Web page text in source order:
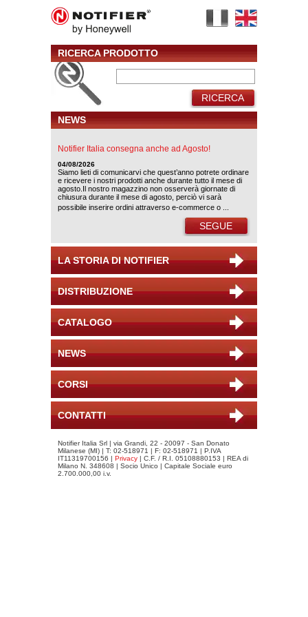
RICERCA PRODOTTO
RICERCA
NEWS
Notifier Italia consegna anche ad Agosto!
04/08/2026
Siamo lieti di comunicarvi che quest’anno potrete ordinare
e ricevere i nostri prodotti anche durante tutto il mese di
agosto.Il nostro magazzino non osserverà giornate di
chiusura durante il mese di agosto, perciò vi sarà
possibile inserire ordini attraverso e-commerce o ...
SEGUE
LA STORIA DI NOTIFIER
DISTRIBUZIONE
CATALOGO
NEWS
CORSI
CONTATTI
Notifier Italia Srl | via Grandi, 22 - 20097 - San Donato
Milanese (MI) | T: 02-518971 | F: 02-518971 | P.IVA
IT11319700156 | Privacy | C.F. / R.I. 05108880153 | REA di
Milano N. 348608 | Socio Unico | Capitale Sociale euro
2.700.000,00 i.v.